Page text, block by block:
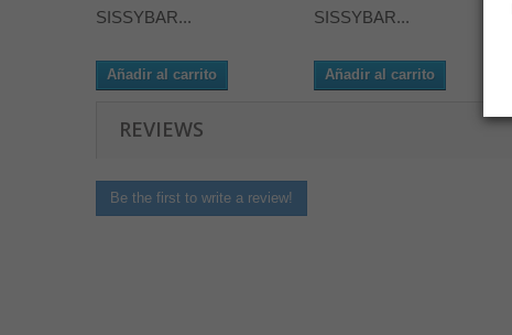
SISSYBAR...
Añadir al carrito
SISSYBAR...
Añadir al carrito
REVIEWS
Be the first to write a review!